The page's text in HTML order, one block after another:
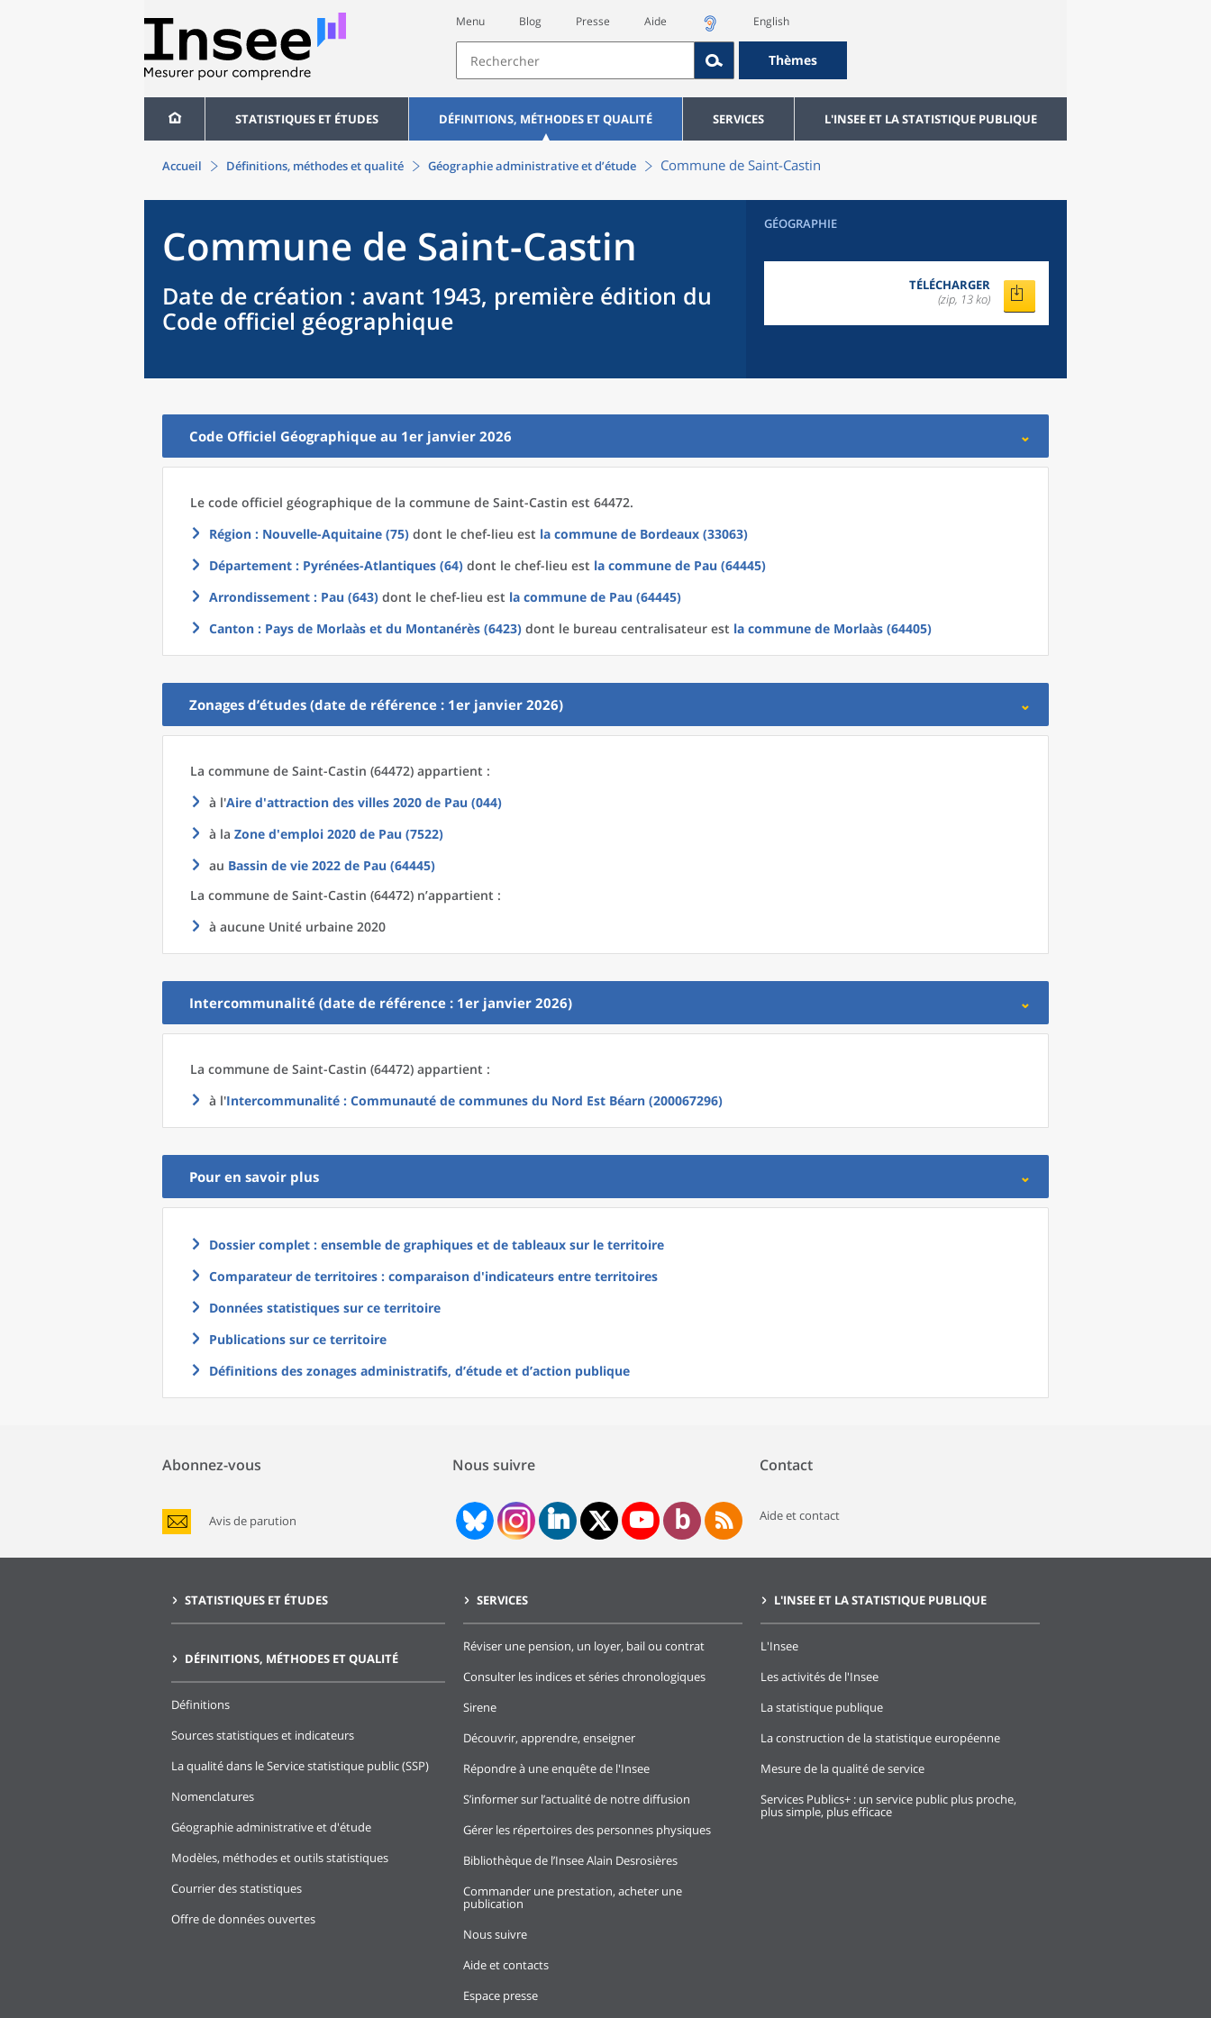
Menu Blog Presse Aide English
Thèmes
STATISTIQUES ET ÉTUDES DÉFINITIONS, MÉTHODES ET QUALITÉ SERVICES L'INSEE ET LA STATISTIQUE PUBLIQUE
Accueil Définitions, méthodes et qualité Géographie administrative et d’étude Commune de Saint-Castin
Commune de Saint-Castin
Date de création : avant 1943, première édition du
Code officiel géographique
GÉOGRAPHIE
TÉLÉCHARGER
(zip, 13 ko)
Code Officiel Géographique au 1er janvier 2026
Le code officiel géographique de la commune de Saint-Castin est 64472.
Région : Nouvelle-Aquitaine (75) dont le chef-lieu est la commune de Bordeaux (33063)
Département : Pyrénées-Atlantiques (64) dont le chef-lieu est la commune de Pau (64445)
Arrondissement : Pau (643) dont le chef-lieu est la commune de Pau (64445)
Canton : Pays de Morlaàs et du Montanérès (6423) dont le bureau centralisateur est la commune de Morlaàs (64405)
Zonages d’études (date de référence : 1er janvier 2026)
La commune de Saint-Castin (64472) appartient :
à l'Aire d'attraction des villes 2020 de Pau (044)
à la Zone d'emploi 2020 de Pau (7522)
au Bassin de vie 2022 de Pau (64445)
La commune de Saint-Castin (64472) n’appartient :
à aucune Unité urbaine 2020
Intercommunalité (date de référence : 1er janvier 2026)
La commune de Saint-Castin (64472) appartient :
à l'Intercommunalité : Communauté de communes du Nord Est Béarn (200067296)
Pour en savoir plus
Dossier complet : ensemble de graphiques et de tableaux sur le territoire
Comparateur de territoires : comparaison d'indicateurs entre territoires
Données statistiques sur ce territoire
Publications sur ce territoire
Définitions des zonages administratifs, d’étude et d’action publique
Abonnez-vous
Avis de parution
Nous suivre Contact
Aide et contact
STATISTIQUES ET ÉTUDES
DÉFINITIONS, MÉTHODES ET QUALITÉ
Définitions
Sources statistiques et indicateurs
La qualité dans le Service statistique public (SSP)
Nomenclatures
Géographie administrative et d'étude
Modèles, méthodes et outils statistiques
Courrier des statistiques
Offre de données ouvertes
SERVICES
Réviser une pension, un loyer, bail ou contrat
Consulter les indices et séries chronologiques
Sirene
Découvrir, apprendre, enseigner
Répondre à une enquête de l'Insee
S’informer sur l’actualité de notre diffusion
Gérer les répertoires des personnes physiques
Bibliothèque de l’Insee Alain Desrosières
Commander une prestation, acheter une
publication
Nous suivre
Aide et contacts
Espace presse
L'INSEE ET LA STATISTIQUE PUBLIQUE
L'Insee
Les activités de l'Insee
La statistique publique
La construction de la statistique européenne
Mesure de la qualité de service
Services Publics+ : un service public plus proche,
plus simple, plus efficace